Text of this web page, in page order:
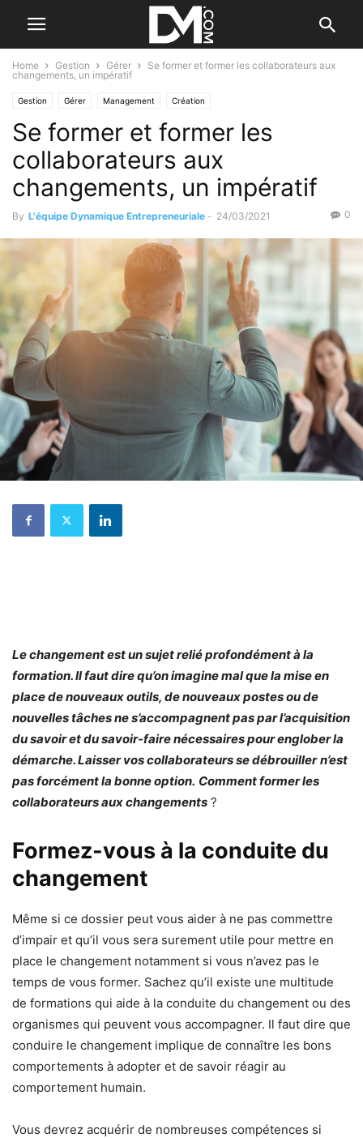
Home Gestion Gérer
Se former et former les collaborateurs aux
changements, un impératif
Gestion Gérer Management Création
Se former / Se faire accompagner
Se former et former les
collaborateurs aux
changements, un impératif
By L'équipe Dynamique Entrepreneuriale - 24/03/2021 0
Le changement est un sujet relié profondément à la
formation. Il faut dire qu’on imagine mal que la mise en
place de nouveaux outils, de nouveaux postes ou de
nouvelles tâches ne s’accompagnent pas par l’acquisition
du savoir et du savoir-faire nécessaires pour englober la
démarche. Laisser vos collaborateurs se débrouiller n’est
pas forcément la bonne option. Comment former les
collaborateurs aux changements ?
Formez-vous à la conduite du
changement
Même si ce dossier peut vous aider à ne pas commettre
d’impair et qu’il vous sera surement utile pour mettre en
place le changement notamment si vous n’avez pas le
temps de vous former. Sachez qu’il existe une multitude
de formations qui aide à la conduite du changement ou des
organismes qui peuvent vous accompagner. Il faut dire que
conduire le changement implique de connaître les bons
comportements à adopter et de savoir réagir au
comportement humain.
Vous devrez acquérir de nombreuses compétences si